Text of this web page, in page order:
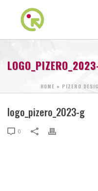
HOME » PIZERO
logo_pizero_2023-g
0